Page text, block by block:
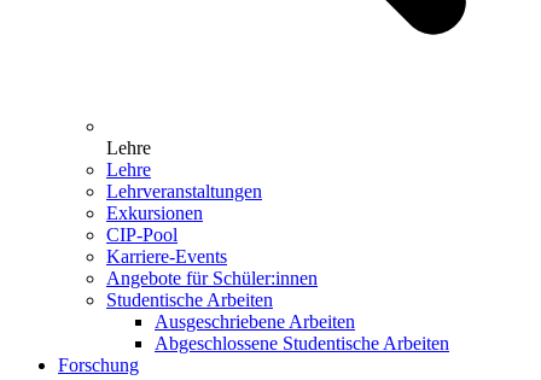
Lehre
Lehre
Lehrveranstaltungen
Exkursionen
CIP-Pool
Karriere-Events
Angebote für Schüler:innen
Studentische Arbeiten
Ausgeschriebene Arbeiten
Abgeschlossene Studentische Arbeiten
Forschung